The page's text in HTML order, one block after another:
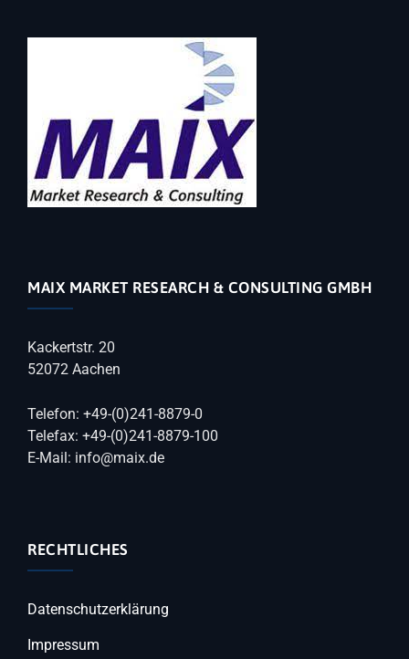
MAIX MARKET RESEARCH & CONSULTING GMBH
Kackertstr. 20
52072 Aachen
Telefon: +49-(0)241-8879-0
Telefax: +49-(0)241-8879-100
E-Mail: info@maix.de
RECHTLICHES
Datenschutzerklärung
Impressum